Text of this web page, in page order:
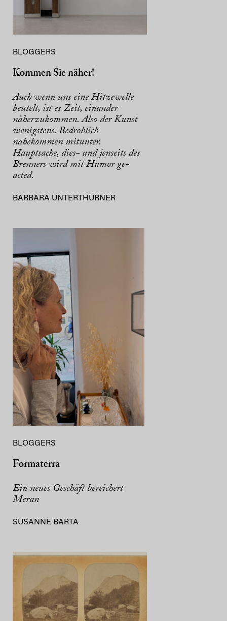
BLOGGERS
Kommen Sie näher!
Auch wenn uns eine Hitzewelle
beutelt, ist es Zeit, einander
näherzukommen. Also der Kunst
wenigstens. Bedrohlich
nahekommen mitunter.
Hauptsache, dies- und jenseits des
Brenners wird mit Humor ge-
acted.
BARBARA UNTERTHURNER
BLOGGERS
Formaterra
Ein neues Geschäft bereichert
Meran
SUSANNE BARTA